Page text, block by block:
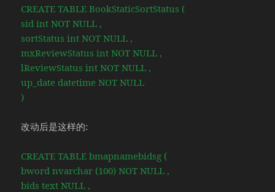
CREATE TABLE BookStaticSortStatus (
sid int NOT NULL ,
sortStatus int NOT NULL ,
mxReviewStatus int NOT NULL ,
lReviewStatus int NOT NULL ,
up_date datetime NOT NULL
)
改动后是这样的:
CREATE TABLE bmapnamebidsg (
bword nvarchar (100) NOT NULL ,
bids text NULL ,